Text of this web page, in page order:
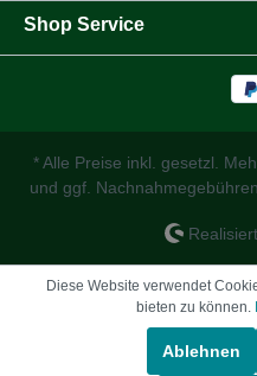
Shop Service
* Alle Preise inkl. gesetzl.
und ggf.
Diese Website verwendet
bieten zu können.
Ablehnen